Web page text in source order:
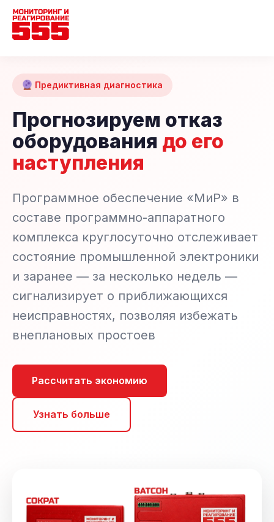
Предиктивная диагностика
Прогнозируем отказ
оборудования до его
наступления
Программное обеспечение «МиР» в
составе программно-аппаратного
комплекса круглосуточно отслеживает
состояние промышленной электроники
и заранее — за несколько недель —
сигнализирует о приближающихся
неисправностях, позволяя избежать
внеплановых простоев
Рассчитать экономию
Узнать больше